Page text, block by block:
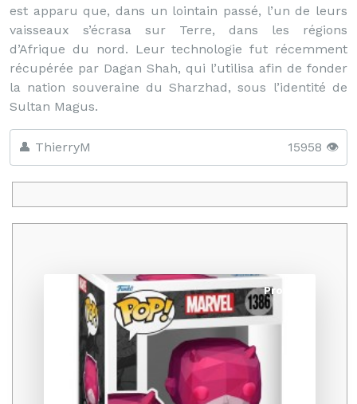
est apparu que, dans un lointain passé, l’un de leurs
vaisseaux s’écrasa sur Terre, dans les régions
d’Afrique du nord. Leur technologie fut récemment
récupérée par Dagan Shah, qui l’utilisa afin de fonder
la nation souveraine du Sharzhad, sous l’identité de
Sultan Magus.
👤 ThierryM 15958 👁️
Promo